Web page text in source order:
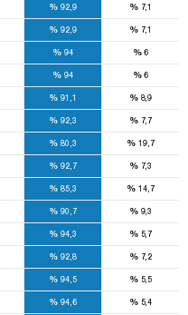
% 92,9 %7,1
% 92,9 %7,1
% 94 %6
% 94 %6
% 91,1 %8,9
% 92,3 %7,7
% 80,3 % 19,7
% 92,7 %7,3
% 85,3 % 14,7
% 90,7 %9,3
% 94,3 %5,7
% 92,8 %7,2
% 94,5 %5,5
% 94,6 %5,4